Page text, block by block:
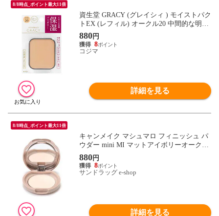
8/8時点_ポイント最大11倍
資生堂 GRACY (グレイシィ ) モイストパク
トEX (レフィル) オークル20 中間的な明る
さ (11g)
880円
8
コジマ
詳細を見る
8/8時点_ポイント最大11倍
キャンメイク マシュマロ フィニッシュ パ
ウダー mini MI マットアイボリーオークル
5g
880円
8
サンドラッグ e-shop
詳細を見る